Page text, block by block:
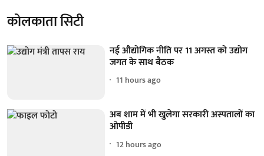
कोलकाता सिटी
नई औद्योगिक नीति पर 11 अगस्त को उद्योग
जगत के साथ बैठक
11 hours ago
अब शाम में भी खुलेगा सरकारी अस्पतालों का
ओपीडी
12 hours ago